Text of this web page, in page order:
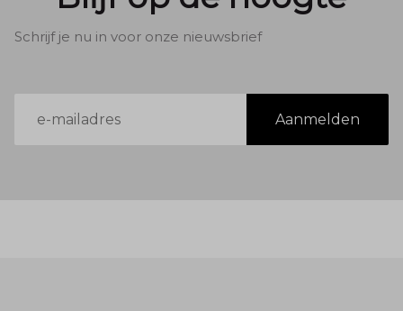
Schrijf je nu in voor onze nieuwsbrief
mailadres
Aanmelden